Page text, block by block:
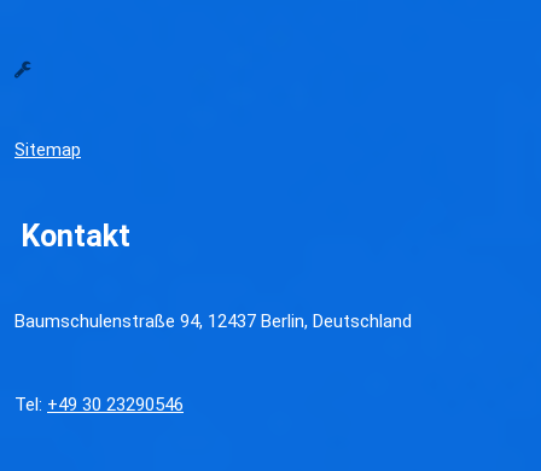
Sitemap
Kontakt
Baumschulenstraße 94, 12437 Berlin, Deutschland
Tel: +49 30 23290546